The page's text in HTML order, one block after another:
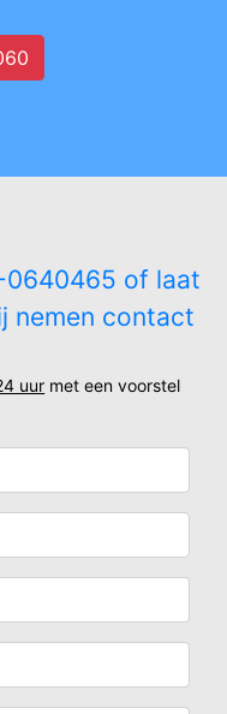
of laat
nemen contact
uur met een voorstel